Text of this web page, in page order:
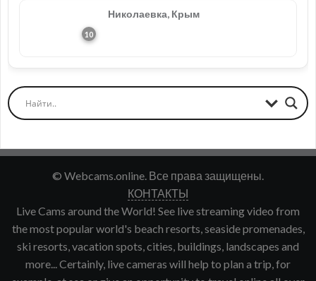
Николаевка, Крым
© Webcams.online. Все права защищены.
КОНТАКТЫ
Live Cams around the World! See live streaming video from
the most popular world's beach resorts, seaside promenades,
ski resorts, vacation spots, cities, buildings, landscapes and
more... Certainly, live cameras will help to plan a trip, for